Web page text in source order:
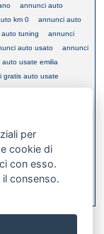
annunci auto
km 0
annunci auto
tuning
annunci
auto usato
annunci
auto usate emilia
gratis auto usate
km
annunci auto usate
germania auto
per
cookie di
con esso.
consenso.